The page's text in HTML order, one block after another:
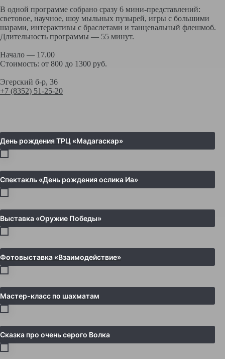
В одной программе собрано сразу 6 мини-представлений:
световое, научное, шоу мыльных пузырей, игры с большими
шарами, интерактивы с браслетами и танцевальный флешмоб.
Длительность программы — 55 минут.
Начало — 17.00
Стоимость: от 800 до 1300 руб.
Эгерский б-р, 36
+7 (8352) 51-25-20
День рождения ТРЦ «Мадагаскар»
Спектакль «День рождения ослика Иа»
Выставка «Оружие Победы»
Фотовыставка «Взаимодействие»
Мастер-класс по шахматам
Сказка про очень серого Волка